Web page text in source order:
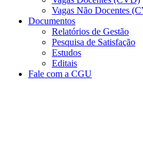
Vagas Não Docentes
Documentos
Relatórios de Gestão
Pesquisa de Satisfação
Estudos
Editais
Fale com a CGU